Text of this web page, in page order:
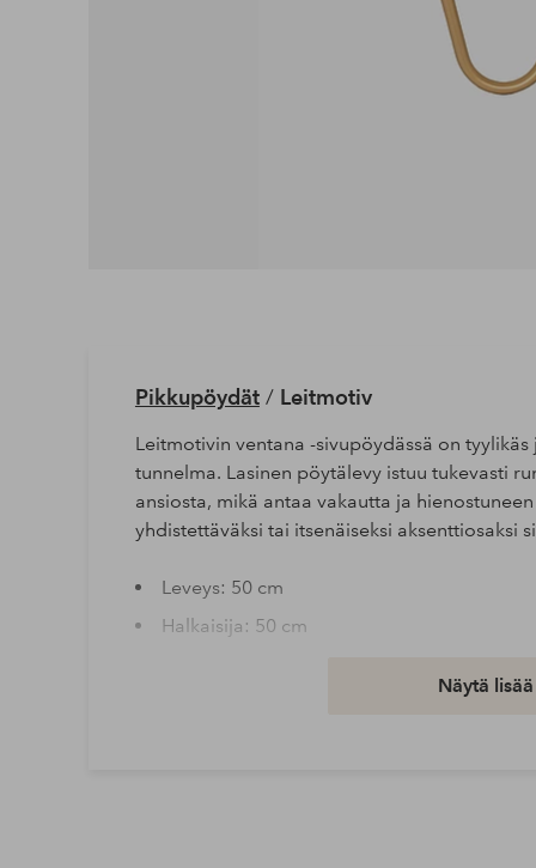
Pikkupöydät/ Leitmotiv
Leitmotivin ventana -sivupöydässä on
tunnelma. Lasinen pöytälevy istuu tukevasti
ansiosta, mikä antaa vakautta ja
yhdistettäväksi tai itsenäiseksi aksenttiosaksi
Leveys: 50 cm
Halkaisija: 50 cm
Näytä lisää